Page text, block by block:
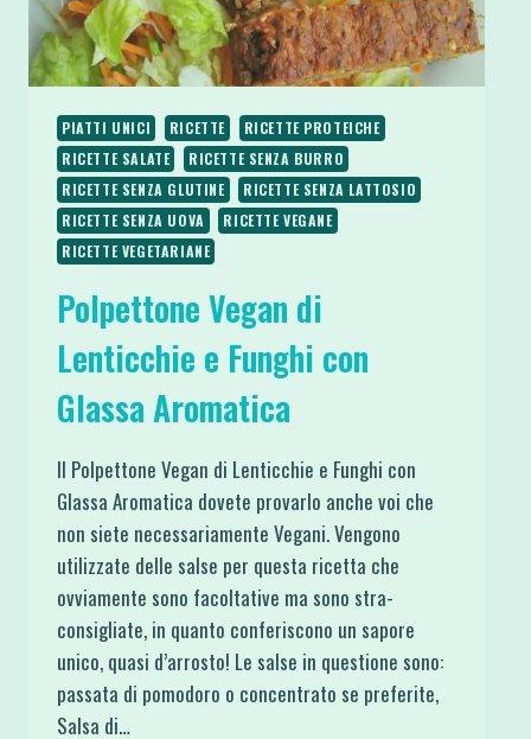
PIATTI UNICI RICETTE
RICETTE PROTEICHE
RICETTE SALATE
RICETTE SENZA BURRO
RICETTE SENZA GLUTINE
RICETTE SENZA LATTOSIO
RICETTE SENZA UOVA
RICETTE VEGANE
RICETTE VEGETARIANE
Polpettone Vegan di
Lenticchie e Funghi con
Glassa Aromatica
Il Polpettone Vegan di Lenticchie e Funghi con
Glassa Aromatica dovete provarlo anche voi che
non siete necessariamente Vegani. Vengono
utilizzate delle salse per questa ricetta che
ovviamente sono facoltative ma sono stra-
consigliate, in quanto conferiscono un sapore
unico, quasi d’arrosto! Le salse in questione sono:
passata di pomodoro o concentrato se preferite,
Salsa di…